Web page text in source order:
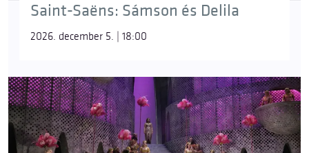
Saint-Saëns: Sámson és Delila
2026. december 5. | 18:00